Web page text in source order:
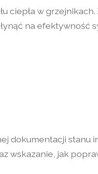
w grzejnikach.
na efektywność
dokumentacji stanu
wskazanie, jak